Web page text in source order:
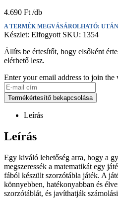
4.690 Ft
A TERMÉK MEGVÁSÁROLHATÓ:
Készlet: Elfogyott SKU: 1354
Állíts be értesítőt, hogy elsőként
elérhető lesz.
Enter your email address to join
Termékértesítő bekapcsolása
Leírás
Leírás
Egy kiváló lehetőség arra, hogy a
megszeressék a matematikát egy
fából készült szorzótábla játék. A
könnyebben, hatékonyabban és
szorzótáblát, és javíthatják